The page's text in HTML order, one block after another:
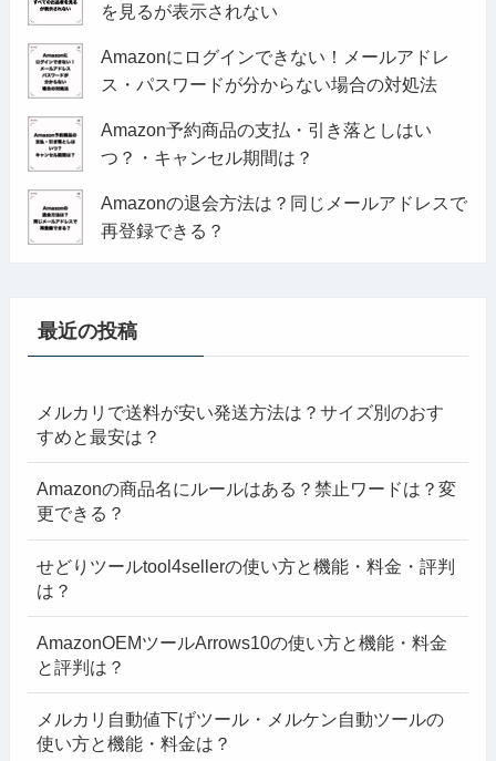
を見るが表示されない
Amazonにログインできない！メールアドレ
ス・パスワードが分からない場合の対処法
Amazon予約商品の支払・引き落としはい
つ？・キャンセル期間は？
Amazonの退会方法は？同じメールアドレスで
再登録できる？
最近の投稿
メルカリで送料が安い発送方法は？サイズ別のおす
すめと最安は？
Amazonの商品名にルールはある？禁止ワードは？変
更できる？
せどりツールtool4sellerの使い方と機能・料金・評判
は？
AmazonOEMツールArrows10の使い方と機能・料金
と評判は？
メルカリ自動値下げツール・メルケン自動ツールの
使い方と機能・料金は？